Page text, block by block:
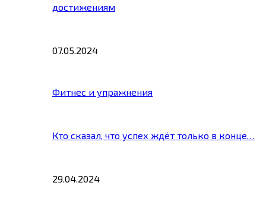
достижениям
07.05.2024
Фитнес и упражнения
Кто сказал, что успех ждёт только в конце…
29.04.2024